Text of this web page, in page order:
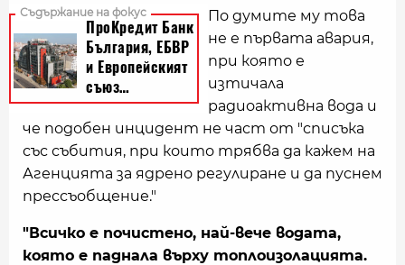
По думите му това
не е първата авария,
при която е
изтичала
радиоактивна вода и
че подобен инцидент не част от "списъка
със събития, при които трябва да кажем на
Агенцията за ядрено регулиране и да пуснем
прессъобщение."
"Всичко е почистено, най-вече водата,
която е паднала върху топлоизолацията.